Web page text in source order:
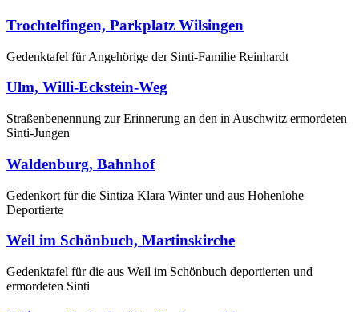
Trochtelfingen, Parkplatz Wilsingen
Gedenktafel für Angehörige der Sinti-Familie Reinhardt
Ulm, Willi-Eckstein-Weg
Straßenbenennung zur Erinnerung an den in Auschwitz ermordeten
Sinti-Jungen
Waldenburg, Bahnhof
Gedenkort für die Sintiza Klara Winter und aus Hohenlohe
Deportierte
Weil im Schönbuch, Martinskirche
Gedenktafel für die aus Weil im Schönbuch deportierten und
ermordeten Sinti